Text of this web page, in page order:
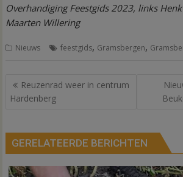
Overhandiging Feestgids 2023, links
Maarten Willering
Nieuws feestgids, Gramsbergen,
Bericht
navigatie
Reuzenrad weer in centrum
Hardenberg
GERELATEERDE BERICHTEN